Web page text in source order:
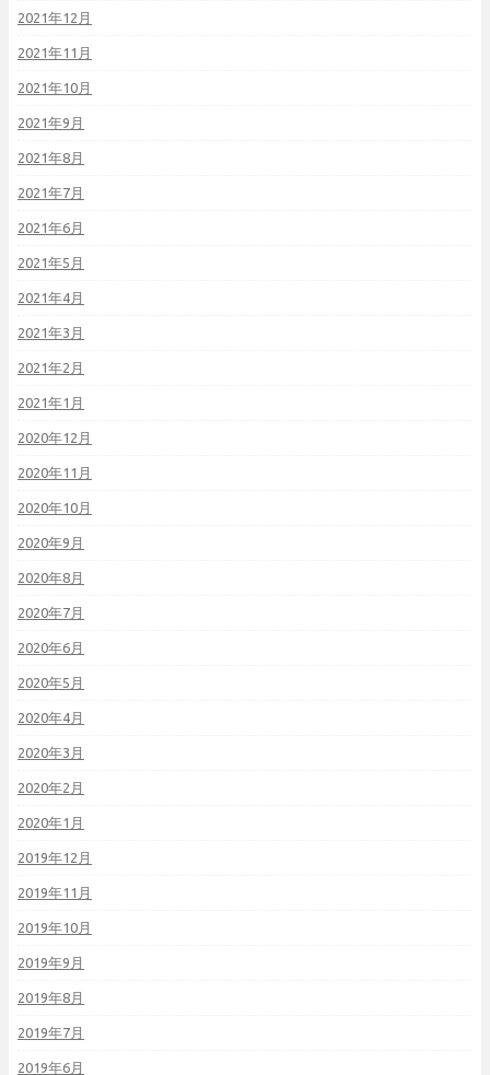
2021年12月
2021年11月
2021年10月
2021年9月
2021年8月
2021年7月
2021年6月
2021年5月
2021年4月
2021年3月
2021年2月
2021年1月
2020年12月
2020年11月
2020年10月
2020年9月
2020年8月
2020年7月
2020年6月
2020年5月
2020年4月
2020年3月
2020年2月
2020年1月
2019年12月
2019年11月
2019年10月
2019年9月
2019年8月
2019年7月
2019年6月